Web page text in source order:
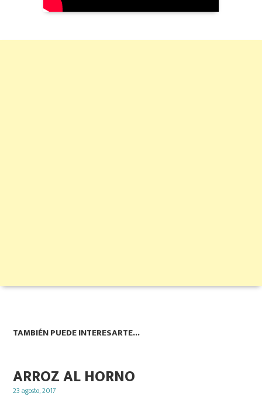
TAMBIÉN PUEDE INTERESARTE...
ARROZ AL HORNO
Posted
23 agosto, 2017